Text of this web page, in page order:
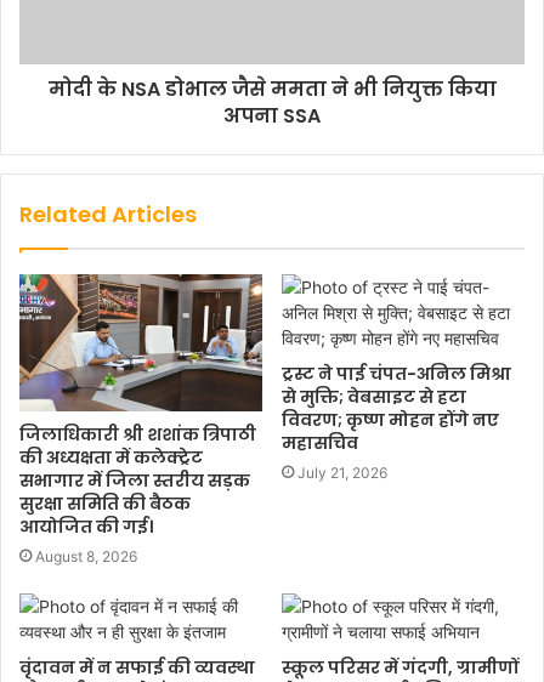
मोदी के NSA डोभाल जैसे ममता ने भी नियुक्त किया
अपना SSA
Related Articles
जिलाधिकारी श्री शशांक त्रिपाठी
की अध्यक्षता में कलेक्ट्रेट
सभागार में जिला स्तरीय सड़क
सुरक्षा समिति की बैठक
आयोजित की गई।
August 8, 2026
ट्रस्ट ने पाई चंपत-अनिल मिश्रा
से मुक्ति; वेबसाइट से हटा
विवरण; कृष्ण मोहन होंगे नए
महासचिव
July 21, 2026
वृंदावन में न सफाई की व्यवस्था
स्कूल परिसर में गंदगी, ग्रामीणों